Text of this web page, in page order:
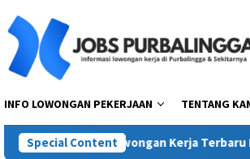
INFO LOWONGAN PEKERJAAN TENTANG
Special Content
Lowongan Kerja Terbaru PT Tirta